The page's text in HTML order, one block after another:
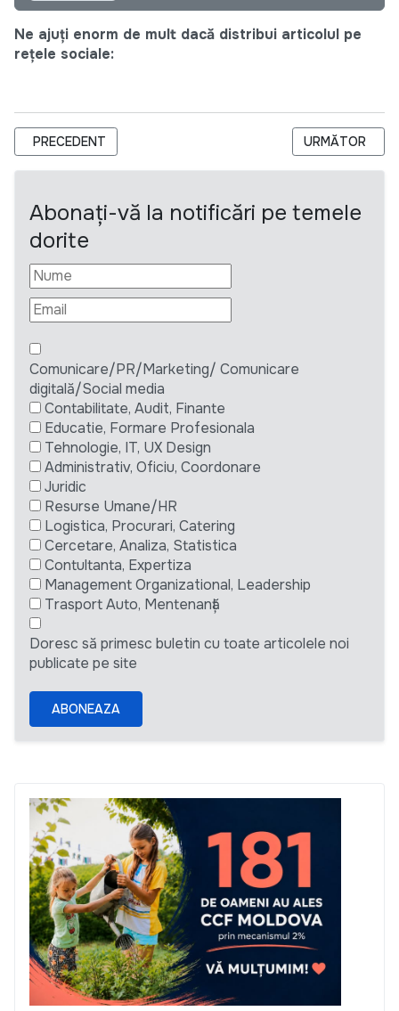
Ne ajuți enorm de mult dacă distribui articolul pe
rețele sociale:
ARTICOL PRECEDENT: ANUNȚ CONCURS PENTRU
PRECEDENT ARTICOLUL
URMĂTOR
Abonați-vă la notificări pe temele
dorite
Comunicare/PR/Marketing/ Comunicare
digitală/Social media
Contabilitate, Audit, Finante
Educatie, Formare Profesionala
Tehnologie, IT, UX Design
Administrativ, Oficiu, Coordonare
Juridic
Resurse Umane/HR
Logistica, Procurari, Catering
Cercetare, Analiza, Statistica
Contultanta, Expertiza
Management Organizational, Leadership
Trasport Auto, Mentenanță
Doresc să primesc buletin cu toate articolele noi
publicate pe site
ABONEAZA